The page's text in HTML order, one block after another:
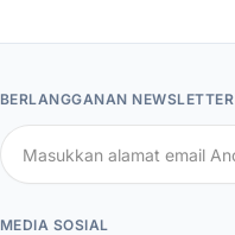
BERLANGGANAN NEWSLETTER
MEDIA SOSIAL